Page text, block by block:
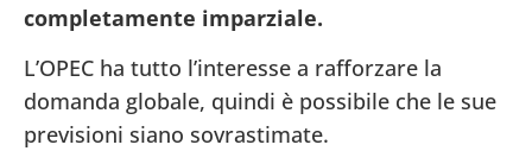
completamente imparziale.
L’OPEC ha tutto l’interesse a rafforzare la
domanda globale, quindi è possibile che le sue
previsioni siano sovrastimate.